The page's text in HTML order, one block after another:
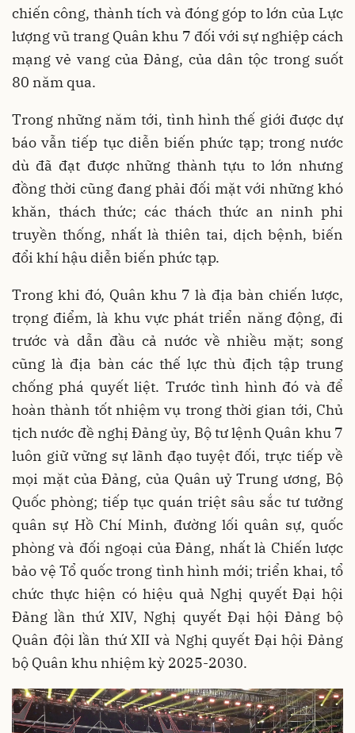
chiến công, thành tích và đóng góp to lớn của Lực
lượng vũ trang Quân khu 7 đối với sự nghiệp cách
mạng vẻ vang của Đảng, của dân tộc trong suốt
80 năm qua.
Trong những năm tới, tình hình thế giới được dự
báo vẫn tiếp tục diễn biến phức tạp; trong nước
dù đã đạt được những thành tựu to lớn nhưng
đồng thời cũng đang phải đối mặt với những khó
khăn, thách thức; các thách thức an ninh phi
truyền thống, nhất là thiên tai, dịch bệnh, biến
đổi khí hậu diễn biến phức tạp.
Trong khi đó, Quân khu 7 là địa bàn chiến lược,
trọng điểm, là khu vực phát triển năng động, đi
trước và dẫn đầu cả nước về nhiều mặt; song
cũng là địa bàn các thế lực thù địch tập trung
chống phá quyết liệt. Trước tình hình đó và để
hoàn thành tốt nhiệm vụ trong thời gian tới, Chủ
tịch nước đề nghị Đảng ủy, Bộ tư lệnh Quân khu 7
luôn giữ vững sự lãnh đạo tuyệt đối, trực tiếp về
mọi mặt của Đảng, của Quân uỷ Trung ương, Bộ
Quốc phòng; tiếp tục quán triệt sâu sắc tư tưởng
quân sự Hồ Chí Minh, đường lối quân sự, quốc
phòng và đối ngoại của Đảng, nhất là Chiến lược
bảo vệ Tổ quốc trong tình hình mới; triển khai, tổ
chức thực hiện có hiệu quả Nghị quyết Đại hội
Đảng lần thứ XIV, Nghị quyết Đại hội Đảng bộ
Quân đội lần thứ XII và Nghị quyết Đại hội Đảng
bộ Quân khu nhiệm kỳ 2025-2030.